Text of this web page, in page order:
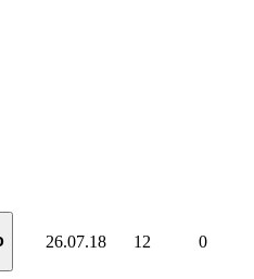
26.07.18 12 0